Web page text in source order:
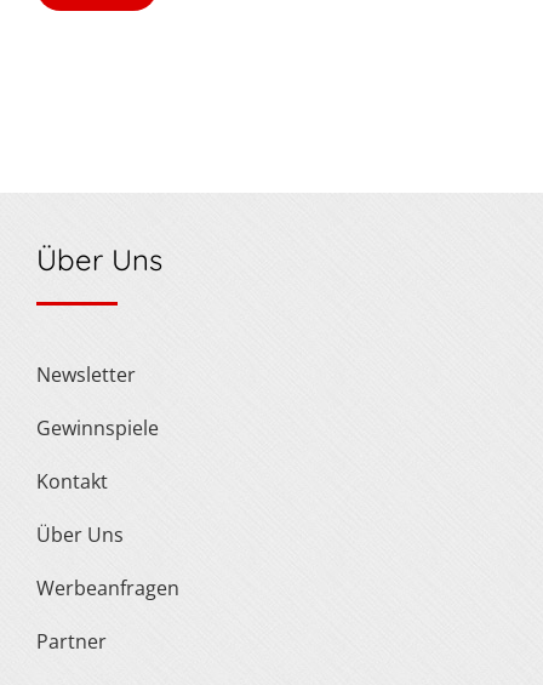
Über Uns
Newsletter
Gewinnspiele
Kontakt
Über Uns
Werbeanfragen
Partner